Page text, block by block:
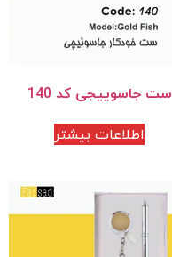
ست جاسوییجی کد 140
اطلاعات بیشتر